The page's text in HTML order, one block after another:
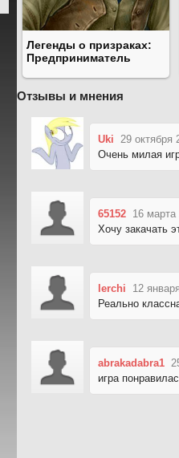
Легенды о призраках:
Предприниматель
Отзывы и мнения
Uki
29 октября
Очень милая
65152 16 марта
Хочу закачать
lerchi
12
Реально
abrakadabra1
игра